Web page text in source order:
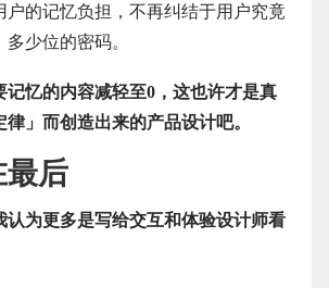
户的记忆负担，不再纠结于用户究竟
少位的密码。
记忆的内容减轻至0，这也许才是真
」而创造出来的产品设计吧。
最后
认为更多是写给交互和体验设计师看